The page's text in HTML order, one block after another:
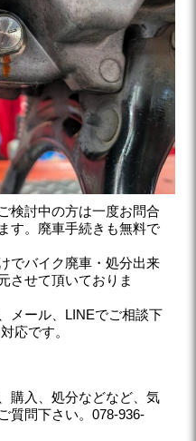
検討中の方は一度お問合
す。廃車手続きも無料で
でバイク廃車・処分出来
させて頂いておりま
メール、LINEでご相談下
応です。
購入、処分などなど、気
質問下さい。078-936-